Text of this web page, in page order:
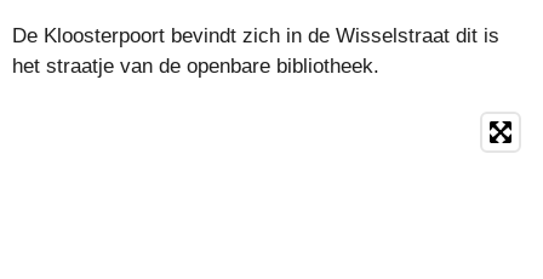
De Kloosterpoort bevindt zich in de Wisselstraat dit is
het straatje van de openbare bibliotheek.